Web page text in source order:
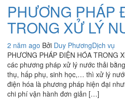
PHƯƠNG PHÁP
TRONG XỬ LÝ
2 năm ago Bởi Duy PhươngDịch vụ
PHƯƠNG PHÁP ĐIỆN HÓA TRONG
các phương pháp xử lý nước thải
thụ, hấp phụ, sinh học,… thì xử lý
điện hóa là phương pháp hiện đại
chi phí vận hành đơn giản […]